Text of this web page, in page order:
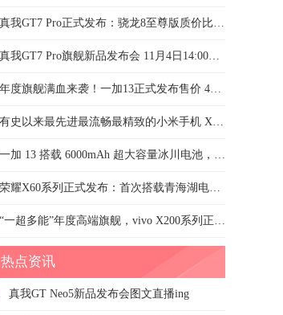
真我GT7 Pro正式发布：骁龙8至尊版质价比之王，首销3599元起
真我GT7 Pro旗舰新品发布会 11月4日14:00图文直播栏目见
年度旗舰满血来袭！一加13正式发布售价 4499 元起
有史以来最先进最流畅最精致的小米手机 Xiaomi 15 系列现已发布，售价 4499 元起
一加 13 搭载 6000mAh 超大容量冰川电池，续航体验超 Pro
荣耀X60系列正式发布：首次搭载青海湖电池、绿洲护眼屏、卫星通信，线下零售门店售1599元起
“一超多能”年度高端旗舰，vivo X200系列正式发布
热点资讯
真我GT Neo5新品发布会图文直播ing